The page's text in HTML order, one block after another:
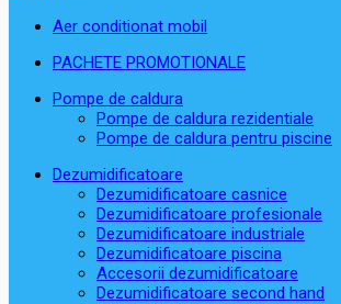
Aer conditionat mobil
PACHETE PROMOTIONALE
Pompe de caldura
Pompe de caldura rezidentiale
Pompe de caldura pentru piscine
Dezumidificatoare
Dezumidificatoare casnice
Dezumidificatoare profesionale
Dezumidificatoare industriale
Dezumidificatoare piscina
Accesorii dezumidificatoare
Dezumidificatoare second hand